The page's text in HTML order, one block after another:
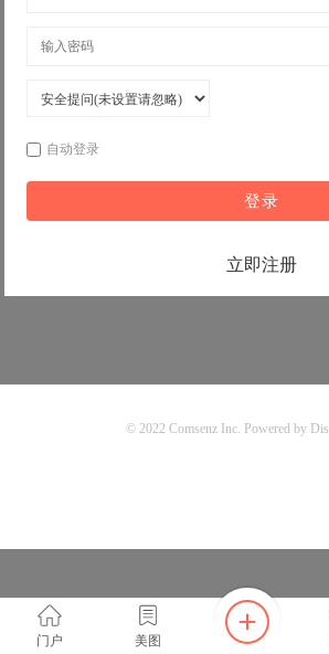
自动登录
登录
立即注册
门户 美图
© 2022Comsenz Inc. Powered by